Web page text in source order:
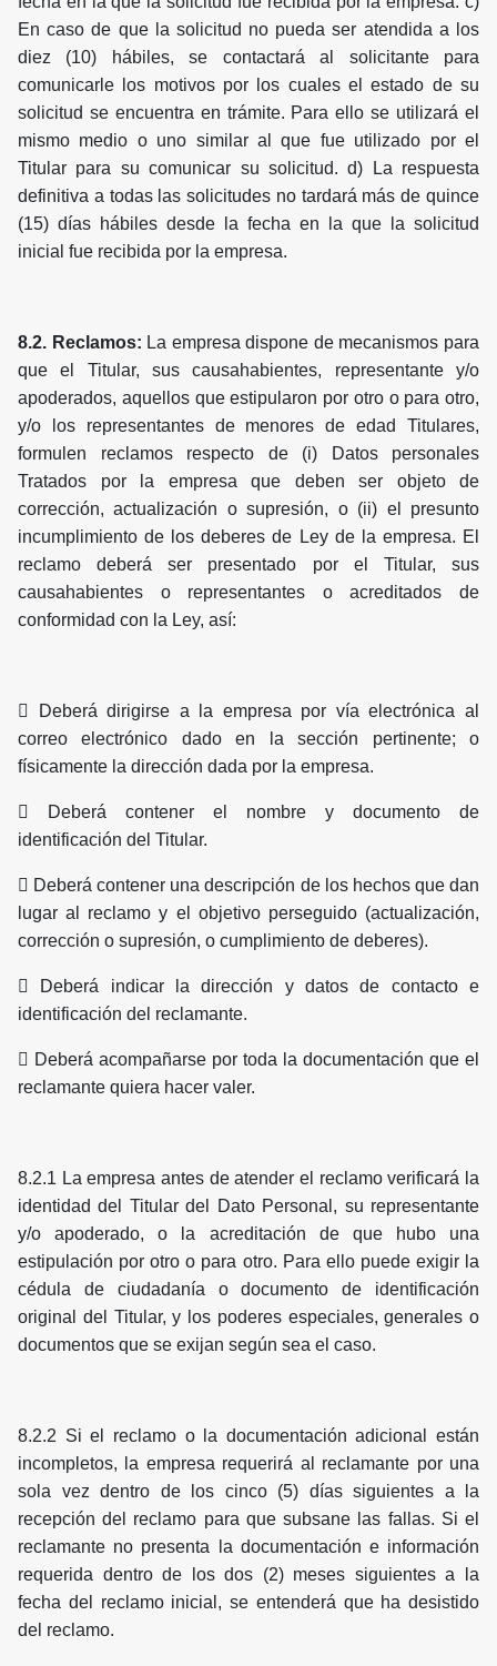
En caso de que la solicitud no pueda ser atendida a los
diez (10) hábiles, se contactará al solicitante para
comunicarle los motivos por los cuales el estado de su
solicitud se encuentra en trámite. Para ello se utilizará el
mismo medio o uno similar al que fue utilizado por el
Titular para su comunicar su solicitud. d) La respuesta
definitiva a todas las solicitudes no tardará más de quince
(15) días hábiles desde la fecha en la que la solicitud
inicial fue recibida por la empresa.
8.2. Reclamos: La empresa dispone de mecanismos para
que el Titular, sus causahabientes, representante y/o
apoderados, aquellos que estipularon por otro o para otro,
y/o los representantes de menores de edad Titulares,
formulen reclamos respecto de (i) Datos personales
Tratados por la empresa que deben ser objeto de
corrección, actualización o supresión, o (ii) el presunto
incumplimiento de los deberes de Ley de la empresa. El
reclamo deberá ser presentado por el Titular, sus
causahabientes o representantes o acreditados de
conformidad con la Ley, así:
 Deberá dirigirse a la empresa por vía electrónica al
correo electrónico dado en la sección pertinente; o
físicamente la dirección dada por la empresa.
 Deberá contener el nombre y documento de
identificación del Titular.
 Deberá contener una descripción de los hechos que dan
lugar al reclamo y el objetivo perseguido (actualización,
corrección o supresión, o cumplimiento de deberes).
 Deberá indicar la dirección y datos de contacto e
identificación del reclamante.
 Deberá acompañarse por toda la documentación que el
reclamante quiera hacer valer.
8.2.1 La empresa antes de atender el reclamo verificará la
identidad del Titular del Dato Personal, su representante
y/o apoderado, o la acreditación de que hubo una
estipulación por otro o para otro. Para ello puede exigir la
cédula de ciudadanía o documento de identificación
original del Titular, y los poderes especiales, generales o
documentos que se exijan según sea el caso.
8.2.2 Si el reclamo o la documentación adicional están
incompletos, la empresa requerirá al reclamante por una
sola vez dentro de los cinco (5) días siguientes a la
recepción del reclamo para que subsane las fallas. Si el
reclamante no presenta la documentación e información
requerida dentro de los dos (2) meses siguientes a la
fecha del reclamo inicial, se entenderá que ha desistido
del reclamo.